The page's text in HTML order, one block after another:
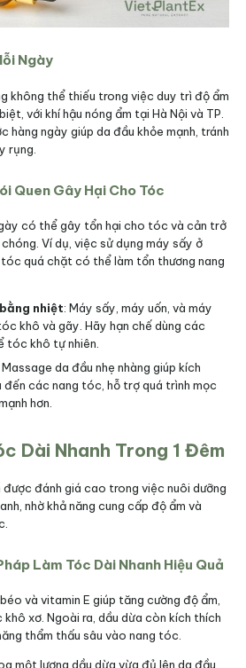
Ngày
không thể thiếu trong việc duy trì độ ẩm
với khí hậu nóng ẩm tại Hà Nội và TP.
hàng ngày giúp da đầu khỏe mạnh, tránh
rụng.
Quen Gây Hại Cho Tóc
có thể gây tổn hại cho tóc và cản trở
Ví dụ, việc sử dụng máy sấy ở
quá chặt có thể làm tổn thương nang
nhiệt: Máy sấy, máy uốn, và máy
khô và gãy. Hãy hạn chế dùng các
tóc khô tự nhiên.
Massage da đầu nhẹ nhàng giúp kích
đến các nang tóc, hỗ trợ quá trình mọc
hơn.
Dài Nhanh Trong 1 Đêm
đánh giá cao trong việc nuôi dưỡng
nhờ khả năng cung cấp độ ẩm và
Làm Tóc Dài Nhanh Hiệu Quả
và vitamin E giúp tăng cường độ ẩm,
xơ. Ngoài ra, dầu dừa còn kích thích
thẩm thấu sâu vào nang tóc.
một lượng dầu dừa vừa đủ lên da đầu